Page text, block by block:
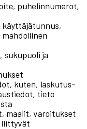
puhelinnumerot,
mahdollinen
sukupuoli ja
kuten, laskutus-
tieto
maalit, varoitukset
liittyvät